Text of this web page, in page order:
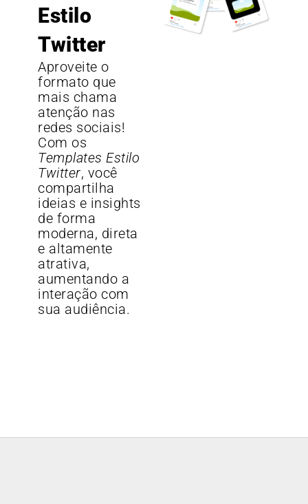
Estilo
Twitter
Aproveite o
formato que
mais chama
atenção nas
redes sociais!
Com os
Templates Estilo
Twitter, você
compartilha
ideias e insights
de forma
moderna, direta
e altamente
atrativa,
aumentando a
interação com
sua audiência.